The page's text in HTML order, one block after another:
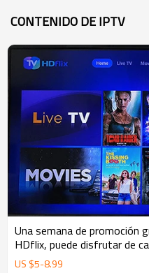
CONTENIDO DE IPTV
Una semana de promoción
HDflix, puede disfrutar de
línea, contenido para adultos
US $5-8.99